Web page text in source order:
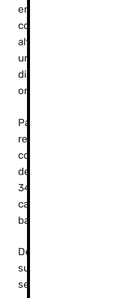
encontrado la primera
conseguiría detectar
altura, también
una afección que
diagnosticada
organismo a una
Para ello, los
respondía el corazón
condiciones de
de oxígeno; estas
34 voluntarios sanos y
cardiovascular a partir
basada en ultrasonidos.
De todos ellos, una
sufrido mal de altura
se midieron también